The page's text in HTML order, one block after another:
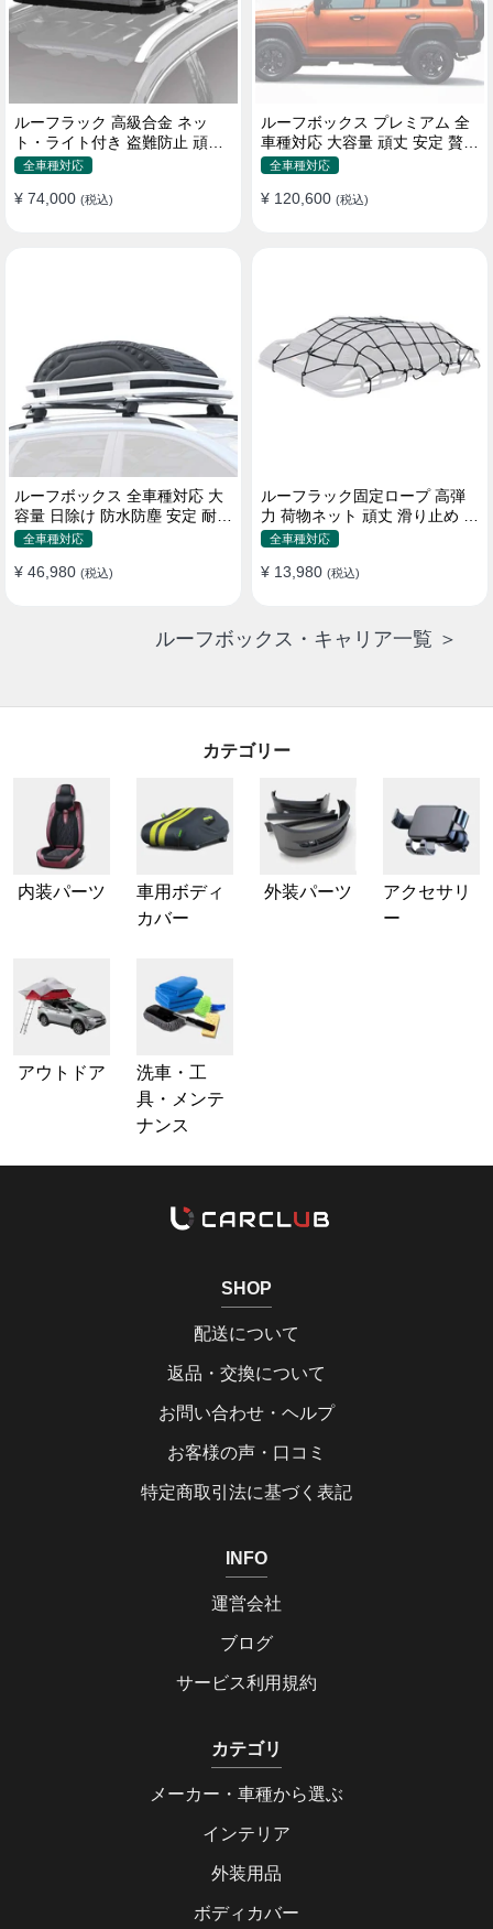
ルーフラック 高級合金 ネッ
ト・ライト付き 盗難防止 頑丈
安定 分離式 大容量 ベースキャ
全車種対応
¥ 74,000 (税込)
ルーフボックス プレミアム 全
車種対応 大容量 頑丈 安定 贅沢
使い心地 おしゃれ 多色 車用ラ
全車種対応
¥ 120,600 (税込)
ルーフボックス 全車種対応 大
容量 日除け 防水防塵 安定 耐久
使い便利 折畳式 車用ラゲッジ
全車種対応
¥ 46,980 (税込)
ルーフラック固定ロープ 高弾
力 荷物ネット 頑丈 滑り止め ス
トラップ付き ベースキャリア
全車種対応
¥ 13,980 (税込)
ルーフボックス・キャリア一覧 ＞
カテゴリー
内装パーツ
車用ボディ
カバー
外装パーツ
アクセサリ
ー
アウトドア
洗車・工
具・メンテ
ナンス
SHOP
配送について
返品・交換について
お問い合わせ・ヘルプ
お客様の声・口コミ
特定商取引法に基づく表記
INFO
運営会社
ブログ
サービス利用規約
カテゴリ
メーカー・車種から選ぶ
インテリア
外装用品
ボディカバー